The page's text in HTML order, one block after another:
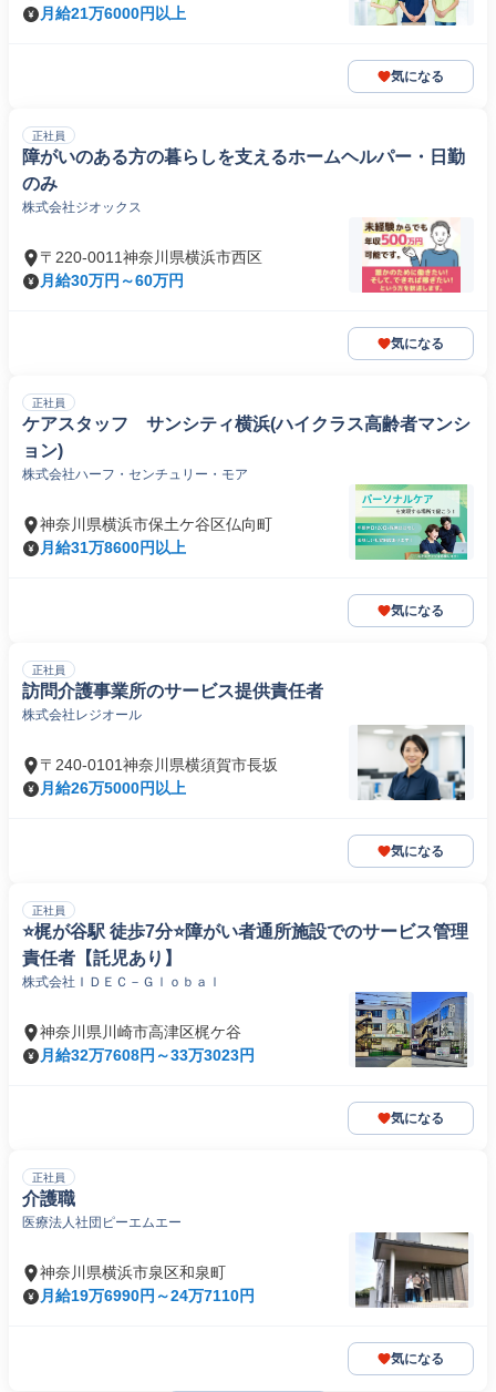
月給21万6000円以上
気になる
正社員
障がいのある方の暮らしを支えるホームヘルパー・日勤
のみ
株式会社ジオックス
〒220-0011神奈川県横浜市西区
月給30万円～60万円
気になる
正社員
ケアスタッフ サンシティ横浜(ハイクラス高齢者マンシ
ョン)
株式会社ハーフ・センチュリー・モア
神奈川県横浜市保土ケ谷区仏向町
月給31万8600円以上
気になる
正社員
訪問介護事業所のサービス提供責任者
株式会社レジオール
〒240-0101神奈川県横須賀市長坂
月給26万5000円以上
気になる
正社員
⭐梶が谷駅 徒歩7分⭐障がい者通所施設でのサービス管理
責任者【託児あり】
株式会社ＩＤＥＣ－Ｇｌｏｂａｌ
神奈川県川崎市高津区梶ケ谷
月給32万7608円～33万3023円
気になる
正社員
介護職
医療法人社団ピーエムエー
神奈川県横浜市泉区和泉町
月給19万6990円～24万7110円
気になる